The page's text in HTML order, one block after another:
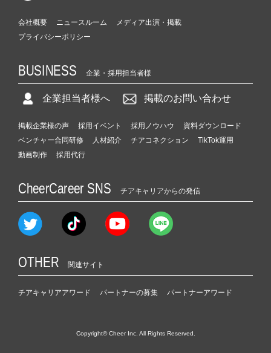
会社概要 ニュースルーム
メディア出演・掲載
プライバシーポリシー
BUSINESS 企業・採用担当者様
企業担当者様へ 掲載のお問い合わせ
掲載企業様の声 採用イベント 採用ノウハウ
資料ダウンロード
ベンチャー合同研修
人材紹介 チアコネクション
TikTok運用
動画制作
採用代行
CheerCareer SNS チアキャリアからの発信
OTHER 関連サイト
チアキャリアアワード パートナーの募集 パートナーアワード
Copyright© Cheer Inc. All Rights Reserved.